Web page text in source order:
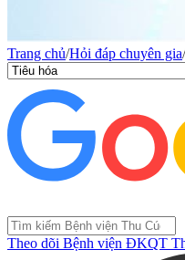
Trang chủ/Hỏi đáp chuyên gia/
Theo dõi Bệnh viện ĐKQT